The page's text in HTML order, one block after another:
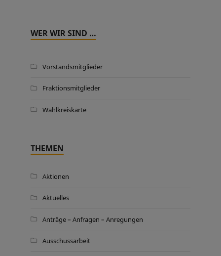
WER WIR SIND …
Vorstandsmitglieder
Fraktionsmitglieder
Wahlkreiskarte
THEMEN
Aktionen
Aktuelles
Anträge – Anfragen – Anregungen
Ausschussarbeit